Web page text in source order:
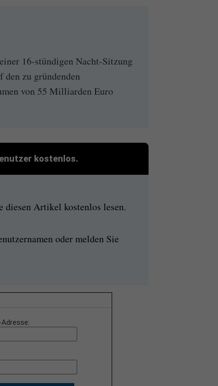
16-stündigen Nacht-Sitzung
zu gründenden
von 55 Milliarden Euro
kostenlos.
diesen Artikel kostenlos lesen.
oder melden Sie